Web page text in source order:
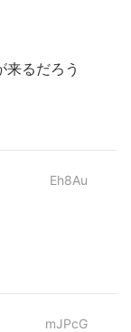
来るだろう
Eh8Au
mJPcG